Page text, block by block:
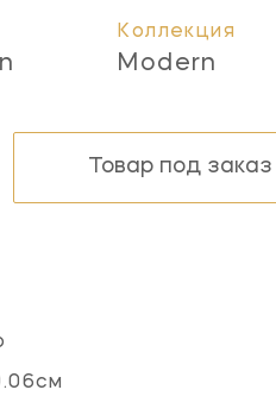
Коллекция
Modern
Товар под заказ